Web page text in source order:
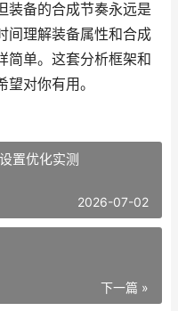
装备的合成节奏永远是
间理解装备属性和合成
简单。这套分析框架和
对你有用。
置优化实测
2026-07-02
下一篇 »